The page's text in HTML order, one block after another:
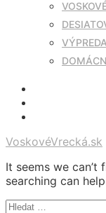
VoskovéVrecká.sk
It seems we can’t
searching can
Vyhledávání